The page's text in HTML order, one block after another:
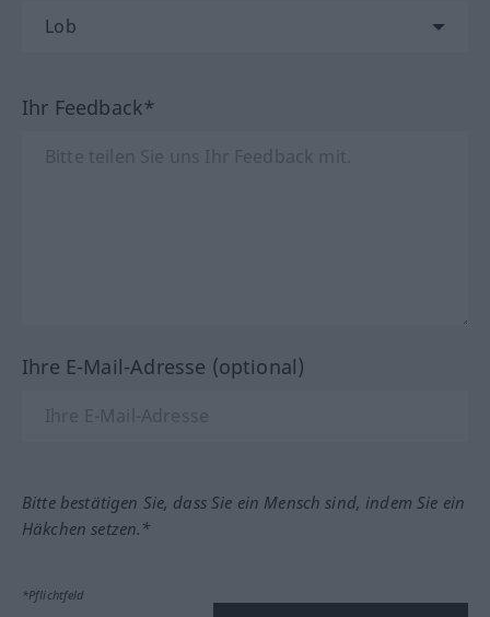
Ihr Feedback*
Ihre E-Mail-Adresse (optional)
Bitte bestätigen Sie, dass Sie ein Mensch sind, indem Sie ein
Häkchen setzen.*
*Pflichtfeld